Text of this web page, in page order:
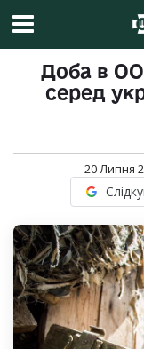
Доба в
серед
20 Липня